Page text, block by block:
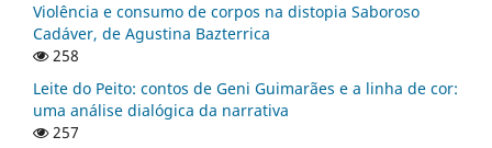
Violência e consumo de corpos na distopia Saboroso
Cadáver, de Agustina Bazterrica
258
Leite do Peito: contos de Geni Guimarães e a linha de cor:
uma análise dialógica da narrativa
257